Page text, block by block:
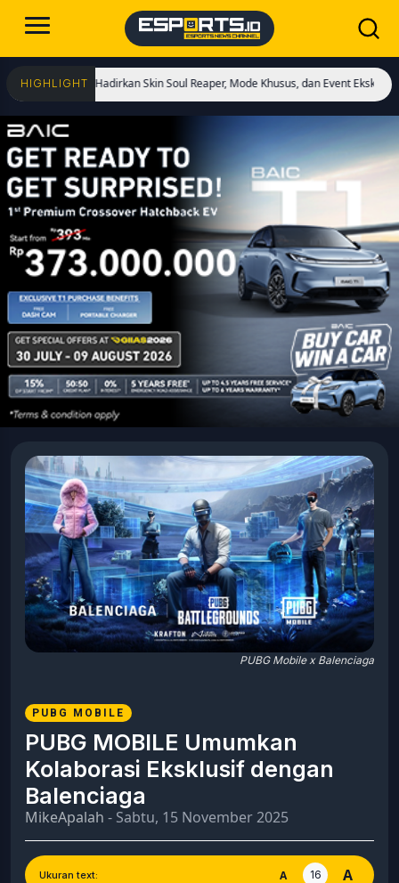
HIGHLIGHT
Hadirkan Skin Soul Reaper, Mode Khusus, dan Event Eksklusif!
PUBG Mobile x Balenciaga
PUBG MOBILE
PUBG MOBILE Umumkan
Kolaborasi Eksklusif dengan
Balenciaga
MikeApalah - Sabtu, 15 November 2025
Ukuran text: A 16 A